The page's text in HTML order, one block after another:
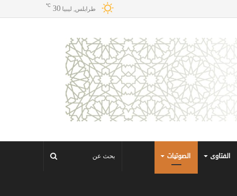
طرابلس, ليبيا 30
℃
الفتاوى الصوتيات